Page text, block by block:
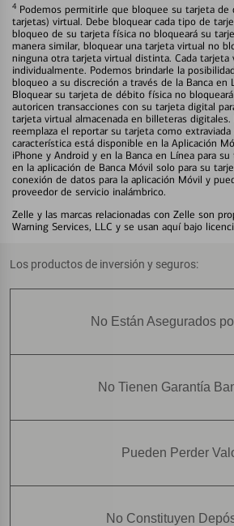
4 Podemos permitirle que bloquee su tarjeta
tarjetas) virtual. Debe bloquear cada tipo de
bloqueo de su tarjeta física no bloqueará su
manera similar, bloquear una tarjeta virtual no
ninguna otra tarjeta virtual distinta. Cada tarjeta
individualmente. Podemos brindarle la
bloqueo a su discreción a través de la Banca en
Bloquear su tarjeta de débito física no
autoricen transacciones con su tarjeta digital
tarjeta virtual almacenada en billeteras
reemplaza el reportar su tarjeta como extraviada
característica está disponible en la Aplicación
iPhone y Android y en la Banca en Línea para
en la aplicación de Banca Móvil solo para su
conexión de datos para la aplicación Móvil y
proveedor de servicio inalámbrico.
Zelle y las marcas relacionadas con Zelle son
Warning Services, LLC y se usan aquí bajo
Los productos de inversión y seguros:
No Están Asegurados
No Tienen Garantía
Pueden Perder
No Constituyen